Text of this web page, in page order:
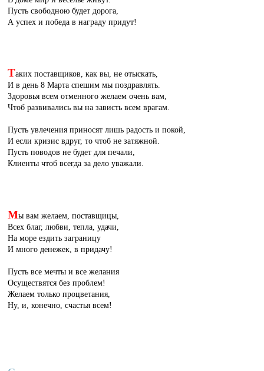
Пусть свободною будет дорога,
А успех и победа в награду придут!
Таких поставщиков, как вы, не отыскать,
И в день 8 Марта спешим мы поздравлять.
Здоровья всем отменного желаем очень вам,
Чтоб развивались вы на зависть всем врагам.
Пусть увлечения приносят лишь радость и покой,
И если кризис вдруг, то чтоб не затяжной.
Пусть поводов не будет для печали,
Клиенты чтоб всегда за дело уважали.
Мы вам желаем, поставщицы,
Всех благ, любви, тепла, удачи,
На море ездить заграницу
И много денежек, в придачу!
Пусть все мечты и все желания
Осуществятся без проблем!
Желаем только процветания,
Ну, и, конечно, счастья всем!